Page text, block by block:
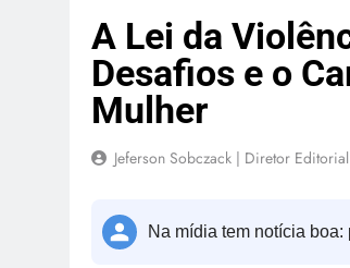
A Lei da
Desafios e o
Mulher
Jeferson Sobczack | Diretor Editorial
Na mídia tem notícia boa: